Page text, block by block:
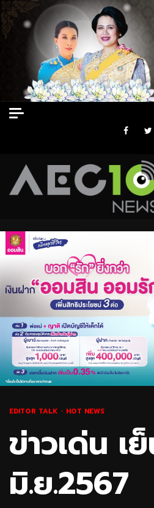
Skip
to
EDITOR TALK HOT NEWS
ข่าวเด่น เ
มิ.ย.2567